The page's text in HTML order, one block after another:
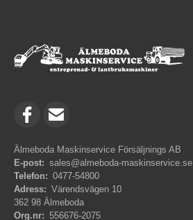
Älmeboda Maskinservice Försäljnings AB
E-post: sales@almeboda-maskinservice.se
Telefon: 0477-54800
Adress: Värendsvägen 10
362 98 Älmeboda
Org.nr: 556676-2075